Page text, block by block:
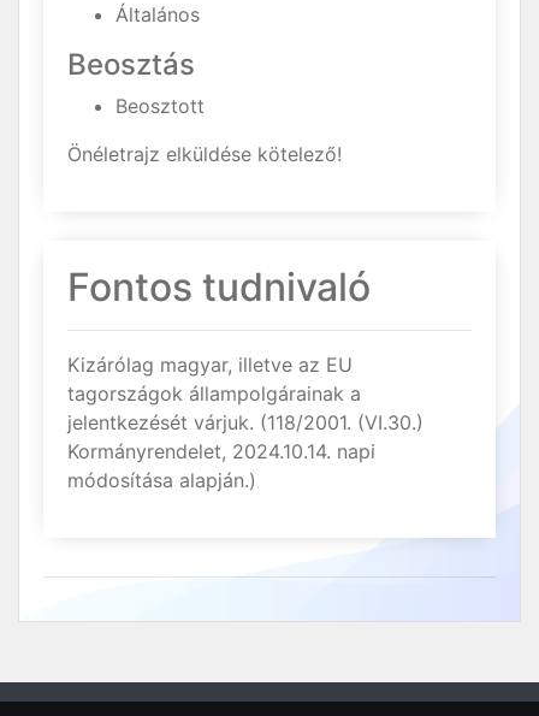
Általános
Beosztás
Beosztott
Önéletrajz elküldése kötelező!
Fontos tudnivaló
Kizárólag magyar, illetve az EU
tagországok állampolgárainak a
jelentkezését várjuk. (118/2001. (VI.30.)
Kormányrendelet, 2024.10.14. napi
módosítása alapján.)